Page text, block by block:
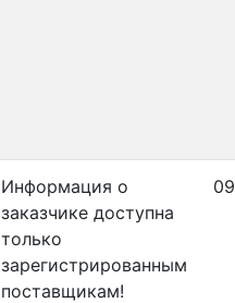
Информация о
заказчике доступна
только
зарегистрированным
поставщикам!